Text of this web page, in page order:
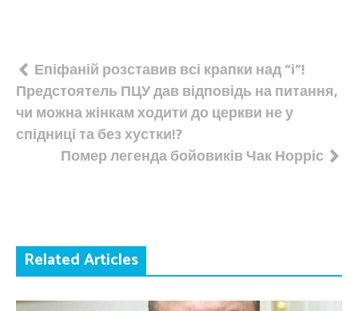
Навігація
записів
Епіфаній розставив всі крапки над “і”!
Предстоятель ПЦУ дав відповідь на питання,
чи можна жінкам ходити до церкви не у
спідниці та без хустки!?
Помер легенда бойовиків Чак Норріс
Related Articles